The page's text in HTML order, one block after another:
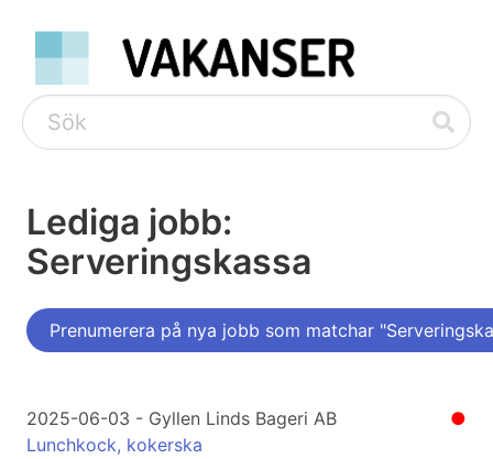
Lediga jobb:
Serveringskassa
Prenumerera på nya jobb som matchar
●
2025-06-03 - Gyllen Linds Bageri AB
Lunchkock, kokerska